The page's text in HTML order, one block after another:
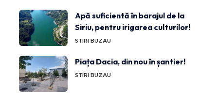
Apă suficientă în barajul de la
Siriu, pentru irigarea culturilor!
STIRI BUZAU
Piața Dacia, din nou în șantier!
STIRI BUZAU